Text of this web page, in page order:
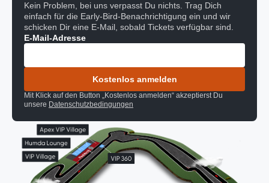
Kein Problem, bei uns verpasst Du nichts. Trag Dich
einfach für die Early-Bird-Benachrichtigung ein und wir
schicken Dir eine E-Mail, sobald Tickets verfügbar sind.
E-Mail-Adresse
Kostenlos anmelden
Mit Klick auf den Button „Kostenlos anmelden“ akzeptierst Du
unsere Datenschutzbedingungen